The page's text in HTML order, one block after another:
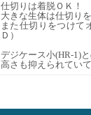
仕切りは着脱ＯＫ！
大きな生体は仕切り
また仕切りをつけ
Ｄ）
デジケース小(HR-1)と
高さも抑えられてい